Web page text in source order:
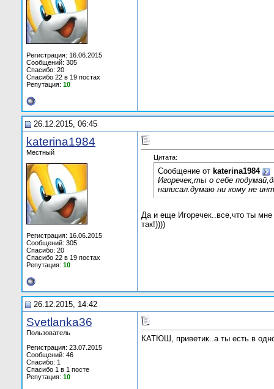
Регистрация: 16.06.2015
Сообщений: 305
Спасибо: 20
Спасибо 22 в 19 постах
Репутация: 10
26.12.2015, 06:45
katerina1984
Местный
Регистрация: 16.06.2015
Сообщений: 305
Спасибо: 20
Спасибо 22 в 19 постах
Репутация: 10
Цитата:
Сообщение от katerina1984
Игоречек,ты о себе
написал.думаю ни кому не
Да и еще Игоречек..все,что ты
так!))))
26.12.2015, 14:42
Svetlanka36
Пользователь
Регистрация: 23.07.2015
Сообщений: 46
Спасибо: 1
Спасибо 1 в 1 посте
Репутация: 10
КАТЮШ, приветик..а ты есть в